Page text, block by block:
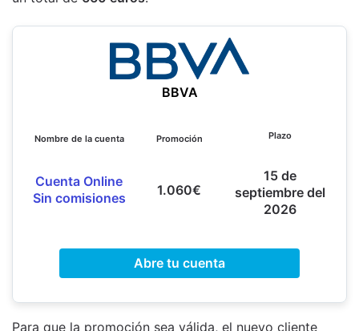
BBVA
Nombre de la cuenta
Cuenta Online
Sin comisiones
Promoción
1.060€
Plazo
15 de
septiembre del
2026
Abre tu cuenta
Para que la promoción sea válida, el nuevo cliente